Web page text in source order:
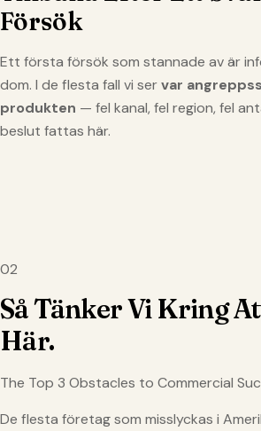
Försök
Ett första försök som stannade av är
dom. I de flesta fall vi servar
produkten — fel kanal, fel region, fel
beslut fattas här.
02
Så Tänker Vi Kring
Här.
The Top 3 Obstacles to Commercial
De flesta företag som misslyckas i